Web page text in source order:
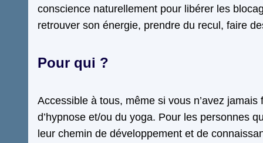
conscience naturellement pour libérer les
retrouver son énergie, prendre du recul, faire
Pour qui ?
Accessible à tous, même si vous n’avez jamais
d’hypnose et/ou du yoga. Pour les personnes
leur chemin de développement et de